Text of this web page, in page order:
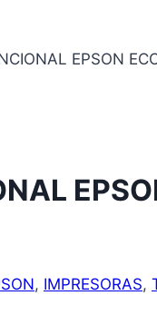
EPSON
, IMPRESORAS,